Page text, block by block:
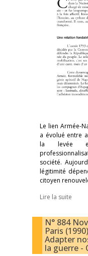
Le lien Armée-
a évolué entre
la levée
société.
légitimité
citoyen
Lire la suite
N° 884
Paris
Adapter
la guerre -